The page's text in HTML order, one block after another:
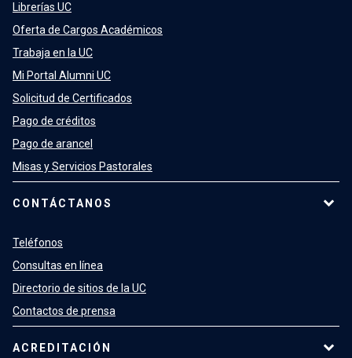
Librerías UC
Oferta de Cargos Académicos
Trabaja en la UC
Mi Portal Alumni UC
Solicitud de Certificados
Pago de créditos
Pago de arancel
Misas y Servicios Pastorales
CONTÁCTANOS
Teléfonos
Consultas en línea
Directorio de sitios de la UC
Contactos de prensa
ACREDITACIÓN